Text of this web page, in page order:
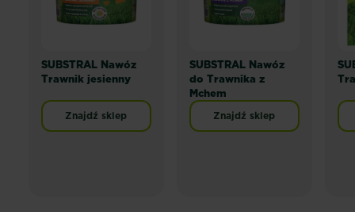
SUBSTRAL Nawóz
Trawnik jesienny
Znajdź sklep
SUBSTRAL Nawóz
do Trawnika z
Mchem
Znajdź sklep